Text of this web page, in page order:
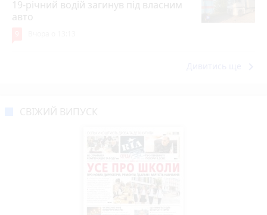
19-річний водій загинув під власним
авто